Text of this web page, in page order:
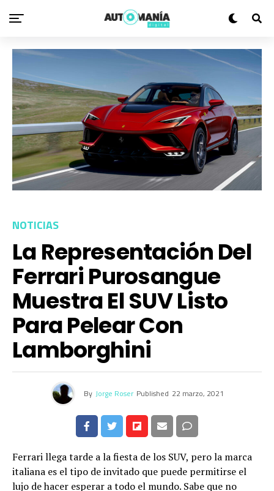
NOTICIAS
La Representación Del
Ferrari Purosangue
Muestra El SUV Listo
Para Pelear Con
Lamborghini
By Jorge Roser Published 22 marzo, 2021
Ferrari llega tarde a la fiesta de los SUV, pero la marca
italiana es el tipo de invitado que puede permitirse el
lujo de hacer esperar a todo el mundo. Sabe que no